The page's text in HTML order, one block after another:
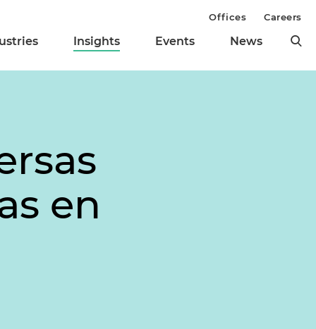
Insights Events News
Offices Careers
en